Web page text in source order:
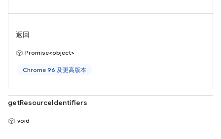
返回
Promise<object>
Chrome 96 及更高版本
getResourceIdentifiers
void